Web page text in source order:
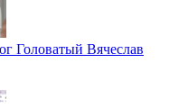
Головатый Вячеслав